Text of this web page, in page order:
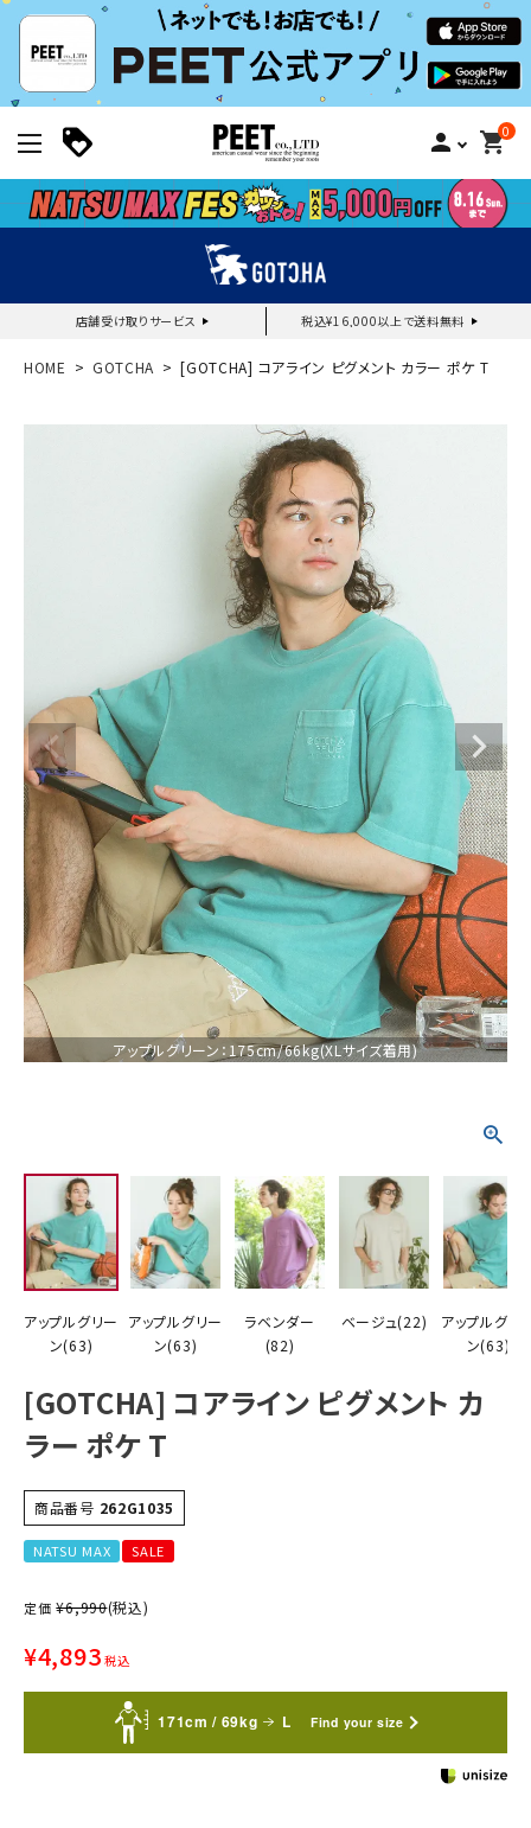
person 0
shopping_cart
店舗受け取りサービス 税込¥16,000以上で送料無料
新規会員登録｜ログイン
ご利用ガイド
search
カテゴリー
スタイリング
ニュース・特集
ランキング
お問い合わせ
HOME GOTCHA [GOTCHA] コアライン ピグメント カラー ポケ T
アップルグリーン：175cm/66kg(XLサイズ着用)
アップルグリー
ン(63)
アップルグリー
ン(63)
ラベンダー
(82)
ベージュ(22)
アップルグリ
ン(63)
[GOTCHA] コアライン ピグメント カ
ラー ポケ T
商品番号 262G1035
NATSU MAX SALE
定価 ¥6,990(税込)
¥4,893 税込
171cm / 69kg L Find your size